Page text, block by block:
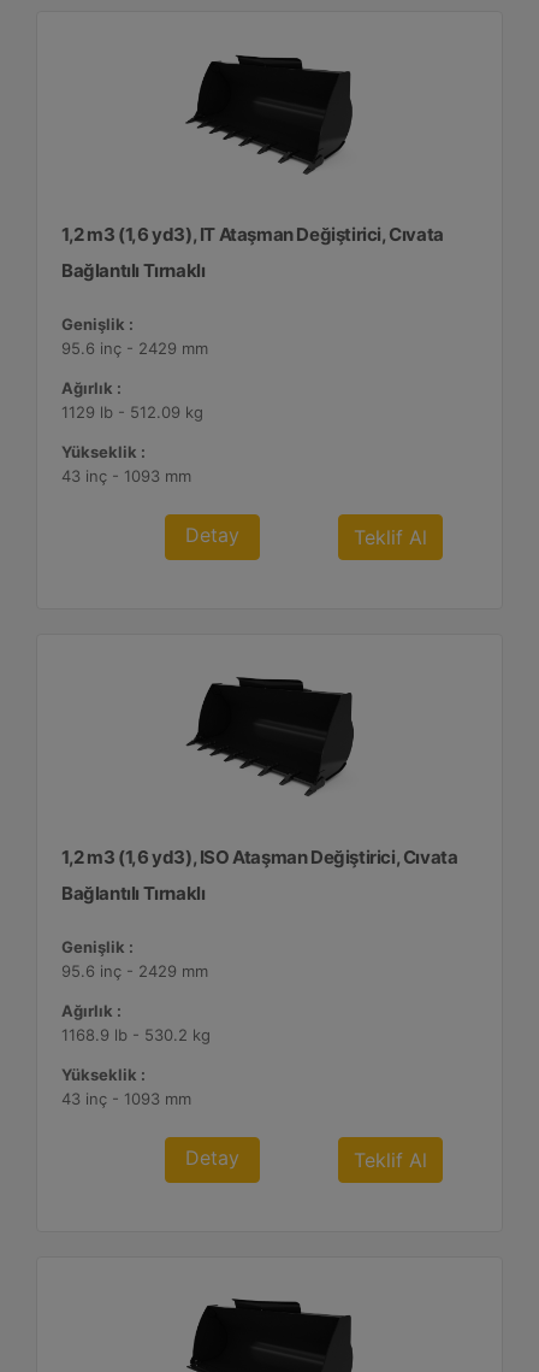
1,2 m3 (1,6 yd3), IT Ataşman Değiştirici, Cıvata
Bağlantılı Tırnaklı
Genişlik :
95.6 inç - 2429 mm
Ağırlık :
1129 lb - 512.09 kg
Yükseklik :
43 inç - 1093 mm
Detay Teklif Al
1,2 m3 (1,6 yd3), ISO Ataşman Değiştirici, Cıvata
Bağlantılı Tırnaklı
Genişlik :
95.6 inç - 2429 mm
Ağırlık :
1168.9 lb - 530.2 kg
Yükseklik :
43 inç - 1093 mm
Detay Teklif Al